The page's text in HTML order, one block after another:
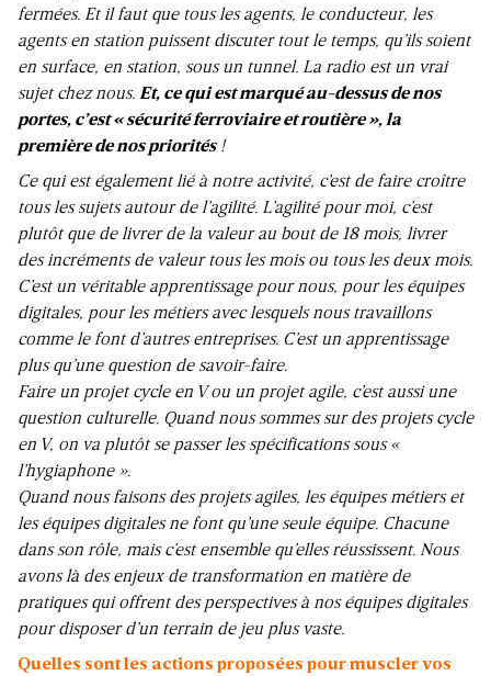
fermées. Et il faut que tous les agents, le conducteur, les
agents en station puissent discuter tout le temps, qu’ils soient
en surface, en station, sous un tunnel. La radio est un vrai
sujet chez nous. Et, ce qui est marqué au-dessus de nos
portes, c’est « sécurité ferroviaire et routière », la
première de nos priorités!
Ce qui est également lié à notre activité, c’est de faire croître
tous les sujets autour de l’agilité. L’agilité pour moi, c’est
plutôt que de livrer de la valeur au bout de 18 mois, livrer
des incréments de valeur tous les mois ou tous les deux mois.
C’est un véritable apprentissage pour nous, pour les équipes
digitales, pour les métiers avec lesquels nous travaillons
comme le font d’autres entreprises. C’est un apprentissage
plus qu’une question de savoir-faire.
Faire un projet cycle en V ou un projet agile, c’est aussi une
question culturelle. Quand nous sommes sur des projets cycle
en V, on va plutôt se passer les spécifications sous «
l’hygiaphone ».
Quand nous faisons des projets agiles, les équipes métiers et
les équipes digitales ne font qu’une seule équipe. Chacune
dans son rôle, mais c’est ensemble qu’elles réussissent. Nous
avons là des enjeux de transformation en matière de
pratiques qui offrent des perspectives à nos équipes digitales
pour disposer d’un terrain de jeu plus vaste.
Quelles sont les actions proposées pour muscler vos